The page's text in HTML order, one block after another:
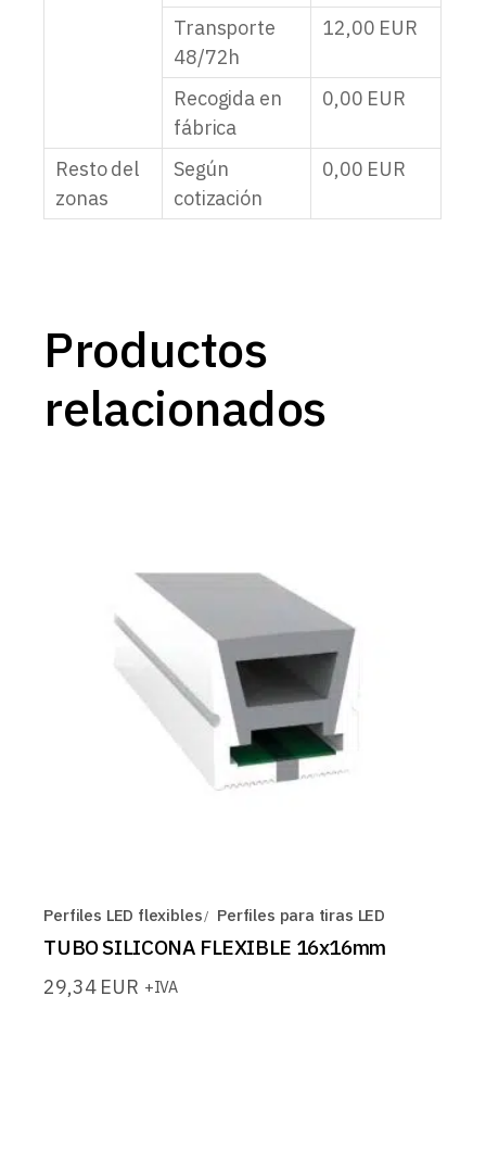
Transporte
48/72h
12,00 EUR
Recogida en
fábrica
0,00 EUR
Resto del
zonas
Según
cotización
0,00 EUR
Productos
relacionados
Perfiles LED flexibles Perfiles para tiras LED
TUBO SILICONA FLEXIBLE 16x16mm
29,34 EUR +IVA